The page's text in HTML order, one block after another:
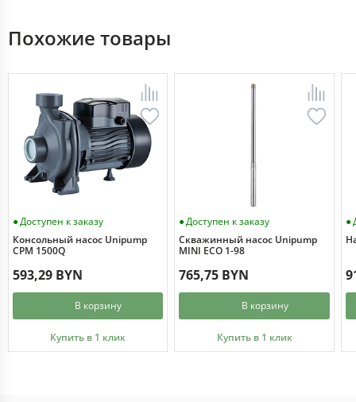
Похожие товары
Доступен к заказу
Консольный насос Unipump
CPM 1500Q
593,29 BYN
В корзину
Купить в 1 клик
Доступен к заказу
Скважинный насос Unipump
MINI ECO 1-98
765,75 BYN
В корзину
Купить в 1 клик